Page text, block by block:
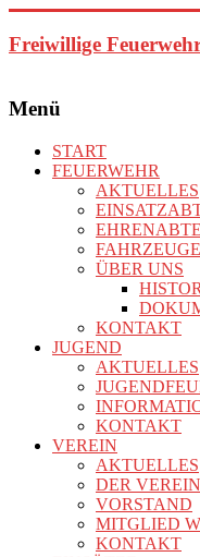
Inhalt
springen
Freiwillige
Menü
START
FEUERWEHR
AKTUELLES
FAHRZEUGE
ÜBER UNS
KONTAKT
JUGEND
AKTUELLES
KONTAKT
VEREIN
AKTUELLES
DER VEREIN
VORSTAND
MITGLIED
KONTAKT